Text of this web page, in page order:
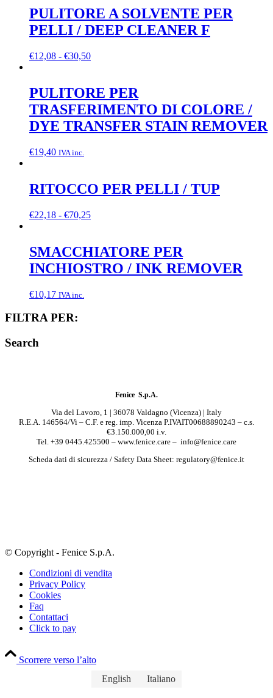
da
€18,29
a
PULITORE A SOLVENTE PER
PELLI / DEEP CLEANER F
€12,08 - €30,50Fascia
da
€12,08
a
€30,50
PULITORE PER
TRASFERIMENTO DI COLORE /
DYE TRANSFER STAIN REMOVER
€19,40 IVA inc.
RITOCCO PER PELLI / TUP
€22,18 - €70,25Fascia
da
€22,18
a
SMACCHIATORE PER
INCHIOSTRO / INK REMOVER
€10,17 IVA inc.
FILTRA PER:
Search
Fenice S.p.A.
Via del Lavoro, 1 | 36078 Valdagno (Vicenza) | Italy
R.E.A. 146564/Vi – C.F. e reg. imp. Vicenza P.IVAIT00688890243 – c.s.
€3.150.000,00 i.v.
Tel. +39 0445.425500 – www.fenice.care – info@fenice.care
Scheda dati di sicurezza / Safety Data Sheet: regulatory@fenice.it
© Copyright - Fenice S.p.A.
Condizioni di vendita
Privacy Policy
Cookies
Faq
Contattaci
Click to pay
Scorrere verso l’alto
English
Italiano